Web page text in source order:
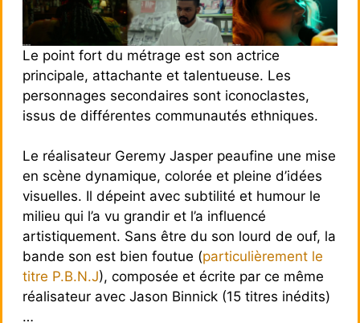
Le point fort du métrage est son actrice
principale, attachante et talentueuse. Les
personnages secondaires sont iconoclastes,
issus de différentes communautés ethniques.
Le réalisateur Geremy Jasper peaufine une mise
en scène dynamique, colorée et pleine d’idées
visuelles. Il dépeint avec subtilité et humour le
milieu qui l’a vu grandir et l’a influencé
artistiquement. Sans être du son lourd de ouf, la
bande son est bien foutue (particulièrement le
titre P.B.N.J), composée et écrite par ce même
réalisateur avec Jason Binnick (15 titres inédits)
…